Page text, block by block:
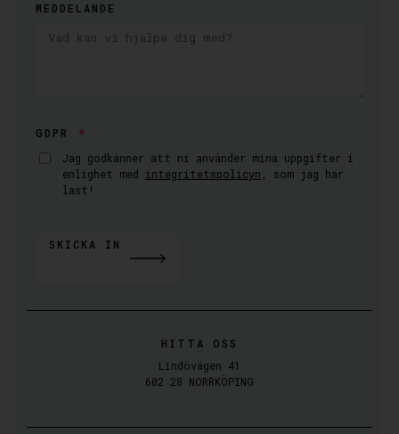
MEDDELANDE
GDPR
Jag godkänner att ni använder mina uppgifter i
enlighet med integritetspolicyn , som jag har
last!
SKICKA IN
HITTA OSS
Lindövägen 41
602 28 NORRKÖPING